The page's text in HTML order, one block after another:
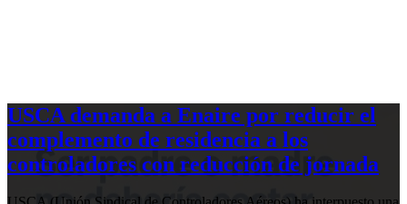
USCA demanda a Enaire por reducir el
complemento de residencia a los
controladores con reducción de jornada